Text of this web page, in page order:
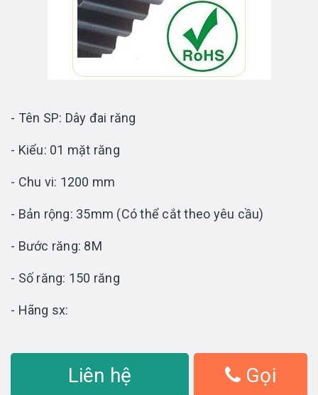
- Tên SP: Dây đai răng
- Kiểu: 01 mặt răng
- Chu vi: 1200 mm
- Bản rộng: 35mm (Có thể cắt theo yêu cầu)
- Bước răng: 8M
- Số răng: 150 răng
- Hãng sx:
Liên hệ Gọi